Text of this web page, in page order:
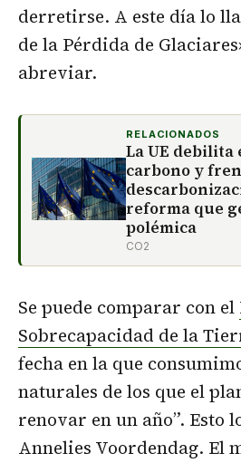
derretirse. A este día lo
de la Pérdida de
abreviar.
RELACIONADOS
La UE debilita
carbono y
reforma que
polémica
CO2
Se puede comparar con el
Sobrecapacidad de la
fecha en la que
naturales de los que el
renovar en un año”. Esto
Annelies Voordendag. El